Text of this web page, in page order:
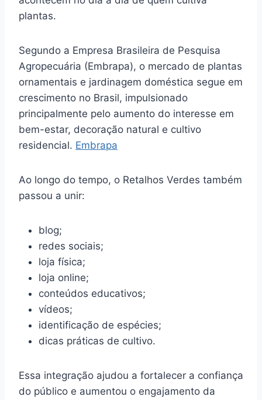
plantas.
Segundo a Empresa Brasileira de Pesquisa
Agropecuária (Embrapa), o mercado de plantas
ornamentais e jardinagem doméstica segue em
crescimento no Brasil, impulsionado
principalmente pelo aumento do interesse em
bem-estar, decoração natural e cultivo
residencial. Embrapa
Ao longo do tempo, o Retalhos Verdes também
passou a unir:
blog;
redes sociais;
loja física;
loja online;
conteúdos educativos;
vídeos;
identificação de espécies;
dicas práticas de cultivo.
Essa integração ajudou a fortalecer a confiança
do público e aumentou o engajamento da